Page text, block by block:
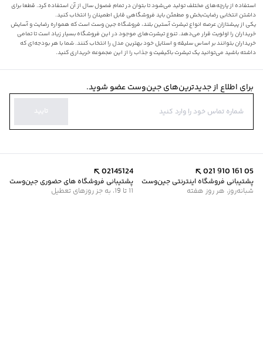
استفاده از پارچه‌های مختلف تولید می‌شود تا بتوان در تمام فصول سال از آن استفاده کرد. قطعا برای
داشتن انتخابی رضایت‌بخش و مطمئن باید فروشگاهی قابل اطمینان را انتخاب کنید.
یکی از پیشتازان عرصه انواع تیشرت آستین بلند، فروشگاه جین وست است که همواره رضایت و آسایش
خریداران را اولویت قرار می‌دهد. تنوع تیشرت‌های موجود در این فروشگاه بسیار زیاد است تا تمامی
خریداران بتوانند بر اساس سلیقه و استایل خود بهترین مدل را انتخاب کنند. شما با هر بودجه‌ای که
داشته باشید می‌توانید یک تیشرت باکیفیت و جذاب را از این مجموعه خریداری کنید.
برای اطلاع از جدیدترین‌های جین‌وست عضو شوید.
تایید
021 910 161 05
پشتیبانی فروشگاه اینترنتی جین‌وست
شبانه‌روز، هر روز هفته
02145124
پشتیبانی فروشگاه های حضوری جین‌وست
11 تا 19، به جز روزهای تعطیل